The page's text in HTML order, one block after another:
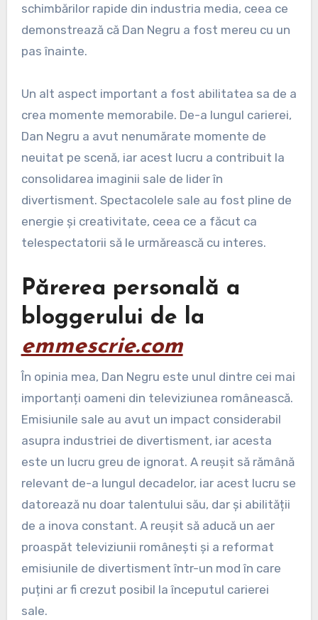
schimbărilor rapide din industria media, ceea ce
demonstrează că Dan Negru a fost mereu cu un
pas înainte.
Un alt aspect important a fost abilitatea sa de a
crea momente memorabile. De-a lungul carierei,
Dan Negru a avut nenumărate momente de
neuitat pe scenă, iar acest lucru a contribuit la
consolidarea imaginii sale de lider în
divertisment. Spectacolele sale au fost pline de
energie și creativitate, ceea ce a făcut ca
telespectatorii să le urmărească cu interes.
Părerea personală a
bloggerului de la
emmescrie.com
În opinia mea, Dan Negru este unul dintre cei mai
importanți oameni din televiziunea românească.
Emisiunile sale au avut un impact considerabil
asupra industriei de divertisment, iar acesta
este un lucru greu de ignorat. A reușit să rămână
relevant de-a lungul decadelor, iar acest lucru se
datorează nu doar talentului său, dar și abilității
de a inova constant. A reușit să aducă un aer
proaspăt televiziunii românești și a reformat
emisiunile de divertisment într-un mod în care
puțini ar fi crezut posibil la începutul carierei
sale.